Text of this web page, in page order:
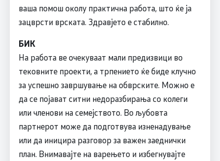
ваша помош околу практична работа, што ќе ја
зацврсти врската. Здравјето е стабилно.
БИК
На работа ве очекуваат мали предизвици во
тековните проекти, а трпението ќе биде клучно
за успешно завршување на обврските. Можно е
да се појават ситни недоразбирања со колеги
или членови на семејството. Во љубовта
партнерот може да подготвува изненадување
или да иницира разговор за важен заеднички
план. Внимавајте на варењето и избегнувајте